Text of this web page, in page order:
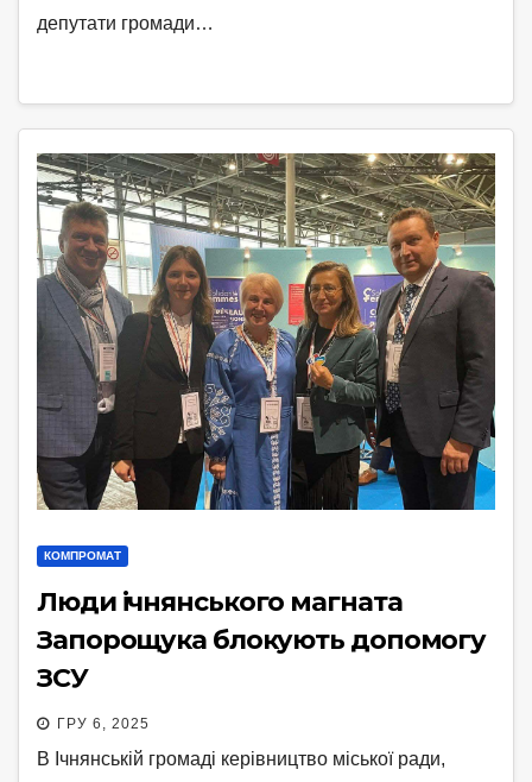
депутати громади…
КОМПРОМАТ
Люди ічнянського магната
Запорощука блокують допомогу
ЗСУ
ГРУ 6, 2025
В Ічнянській громаді керівництво міської ради,